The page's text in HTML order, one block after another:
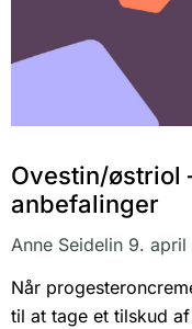
Ovestin/østriol
anbefalinger
Anne Seidelin 9. april
Når
til at tage et tilskud